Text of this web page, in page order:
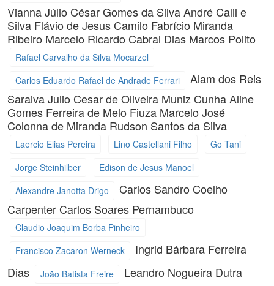
ViannaJúlio César Gomes da SilvaAndré Calil e
Silva Flávio de Jesus Camilo Fabrício Miranda
Ribeiro Marcelo Ricardo Cabral Dias Marcos Polito
Rafael Carvalho da Silva Mocarzel
Carlos Eduardo Rafael de Andrade Ferrari
Alam dos Reis
SaraivaJulio Cesar de Oliveira Muniz CunhaAline
Gomes Ferreira de Melo Fiuza Marcelo José
Colonna de Miranda Rudson Santos da Silva
Laercio Elias Pereira Lino Castellani Filho
Go Tani
Jorge Steinhilber
Edison de Jesus Manoel
Alexandre Janotta Drigo
Carlos Sandro Coelho
Carpenter Carlos Soares Pernambuco
Claudio Joaquim Borba Pinheiro
Francisco Zacaron Werneck
Ingrid Bárbara Ferreira
Dias
João Batista Freire
Leandro Nogueira Dutra